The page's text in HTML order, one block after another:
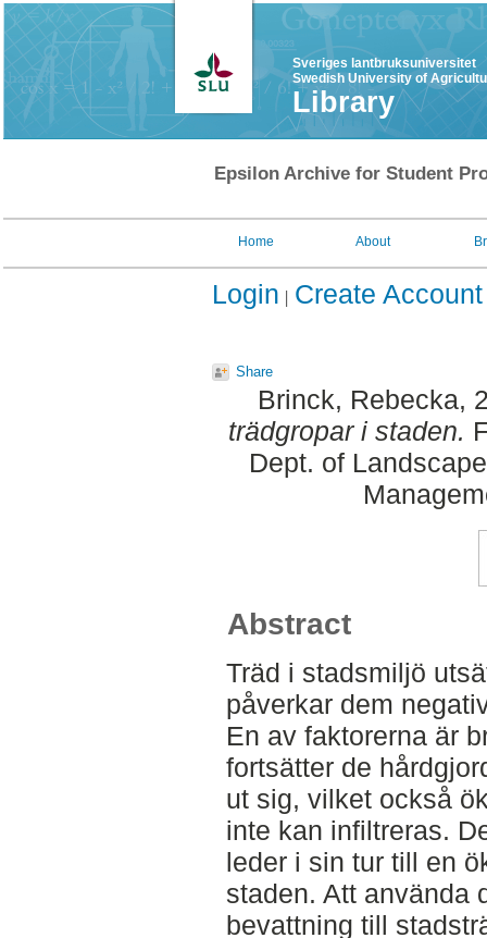
Sveriges lantbruksuniversitet
Swedish University of
Library
Epsilon Archive for Student
Home About
Login Create Account
Share
Brinck, Rebecka,
trädgropar i staden.
Dept. of
Abstract
Träd i stadsmiljö
påverkar dem
En av faktorerna är
fortsätter de
ut sig, vilket också
inte kan infiltreras.
leder i sin tur till en
staden. Att använda
bevattning till